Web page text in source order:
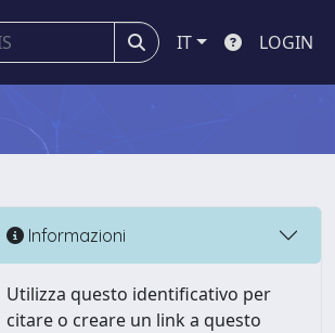
IT LOGIN
Informazioni
Utilizza questo identificativo per
citare o creare un link a questo